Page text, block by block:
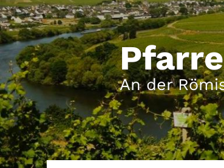
An der